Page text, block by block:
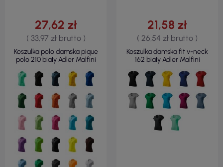
27,62 zł
( 33,97 zł brutto )
Koszulka polo damska pique
polo 210 biały Adler Malfini
21,58 zł
( 26,54 zł brutto )
Koszulka damska fit v-neck
162 biały Adler Malfini